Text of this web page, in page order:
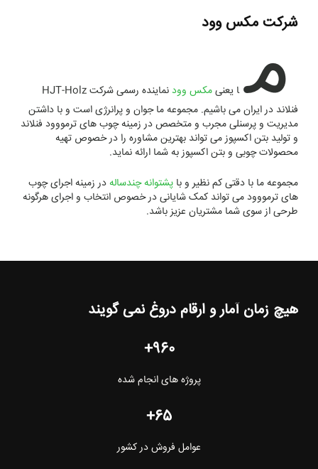
شرکت مکس وود
م ا یعنیمکس وود
نماینده رسمی شرکت HJT-Holz
فنلاند در ایران می باشیم. مجموعه ما جوان و پرانرژی است و با داشتن
مدیریت و پرسنلی مجرب و متخصص در زمینه چوب های ترمووود فنلاند
و تولید بتن اکسپوز می تواند بهترین مشاوره را در خصوص تهیه
محصولات چوبی و بتن اکسپوز به شما ارائه نماید.
مجموعه ما با دقتی کم نظیر و با پشتوانه چندسالهدر زمینه اجرای چوب
های ترمووود می تواند کمک شایانی در خصوص انتخاب و اجرای هرگونه
طرحی از سوی شما مشتریان عزیز باشد.
هیچ زمان آمار و ارقام دروغ نمی گویند
960+
پروژه های انجام شده
65+
عوامل فروش در کشور